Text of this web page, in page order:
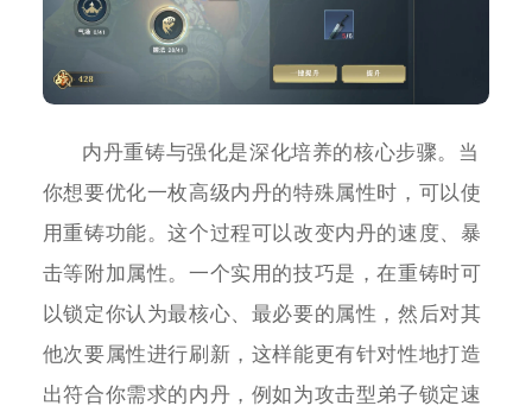
内丹重铸与强化是深化培养的核心步骤。当
你想要优化一枚高级内丹的特殊属性时，可以使
用重铸功能。这个过程可以改变内丹的速度、暴
击等附加属性。一个实用的技巧是，在重铸时可
以锁定你认为最核心、最必要的属性，然后对其
他次要属性进行刷新，这样能更有针对性地打造
出符合你需求的内丹，例如为攻击型弟子锁定速